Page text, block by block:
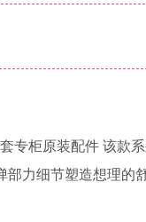
专柜原装配件 该款
力细节塑造想理的